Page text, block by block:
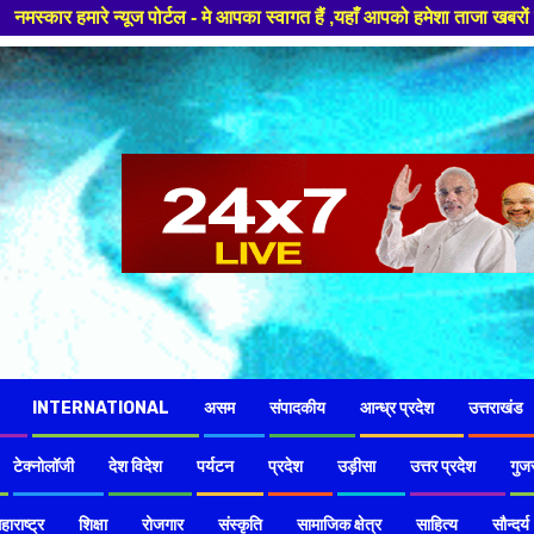
मे आपका स्वागत हैं ,यहाँ आपको हमेशा ताजा खबरों से रूबरू कराया जाएगा
INTERNATIONAL असम संपादकीय आन्ध्र प्रदेश उत्तराखंड
टेक्नोलॉजी देश विदेश पर्यटन प्रदेश उड़ीसा उत्तर प्रदेश
शिक्षा रोजगार संस्कृति सामाजिक क्षेत्र साहित्य सौन्दर्य